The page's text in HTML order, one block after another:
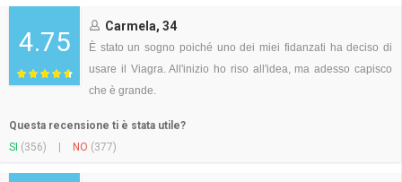
4.75 Carmela, 34
È stato un sogno poiché uno dei miei fidanzati ha deciso di
usare il Viagra. All'inizio ho riso all'idea, ma adesso capisco
che è grande.
Questa recensione ti è stata utile?
SI (356) NO (377)